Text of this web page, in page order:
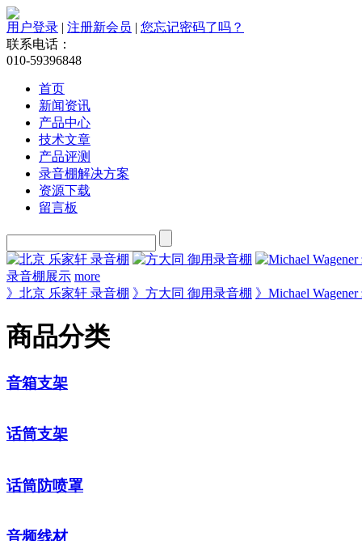
用户登录 | 注册新会员 | 您忘记密码了吗？
联系电话：
010-59396848
首页
新闻资讯
产品中心
技术文章
产品评测
录音棚解决方案
资源下载
留言板
录音棚展示 more
》北京 乐家轩 录音棚 》方大同 御用录音棚 》Michael
商品分类
音箱支架
话筒支架
话筒防喷罩
音频线材